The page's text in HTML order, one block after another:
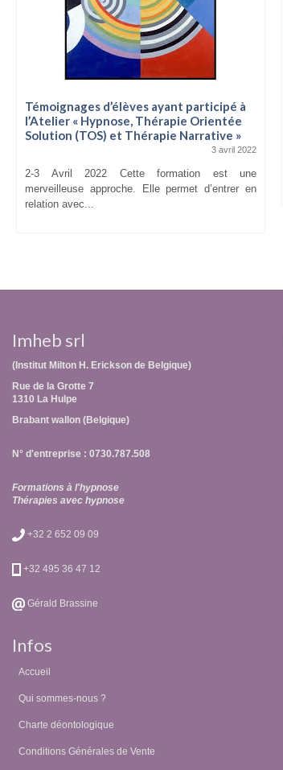
Témoignages d’élèves ayant participé à
l’Atelier « Hypnose, Thérapie Orientée
Solution (TOS) et Thérapie Narrative »
3 avril 2022
2-3 Avril 2022 Cette formation est une
merveilleuse approche. Elle permet d’entrer en
relation avec...
Imheb srl
(Institut Milton H. Erickson de Belgique)
Rue de la Grotte 7
1310 La Hulpe
Brabant wallon (Belgique)
N° d'entreprise : 0730.787.508
Formations à l'hypnose
Thérapies avec hypnose
+32 2 652 09 09
+32 495 36 47 12
Gérald Brassine
Infos
Accueil
Qui sommes-nous ?
Charte déontologique
Conditions Générales de Vente